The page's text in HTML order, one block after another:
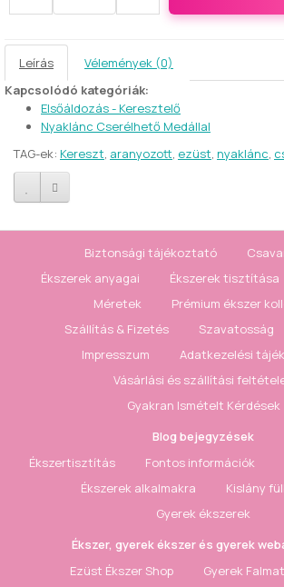
Leírás
Vélemények (0)
Kapcsolódó kategóriák:
Elsőáldozás - Keresztelő
Nyaklánc Cserélhető Medállal
TAG-ek: Kereszt, aranyozott, ezüst, nyaklánc,
Biztonsági tájékoztató
Ékszerek anyagai
Ékszerek tisztítása
Méretek
Prémium ékszer
Szállítás & Fizetés
Szavatosság
Impresszum
Adatkezelési
Vásárlási és szállítási
Gyakran Ismételt Kérdések
Blog bejegyzések
Ékszertisztítás
Fontos információk
Ékszerek alkalmakra
Kislány
Gyerek ékszerek
Ékszer, gyerek ékszer és gyerek
Ezüst Ékszer Shop
Gyerek